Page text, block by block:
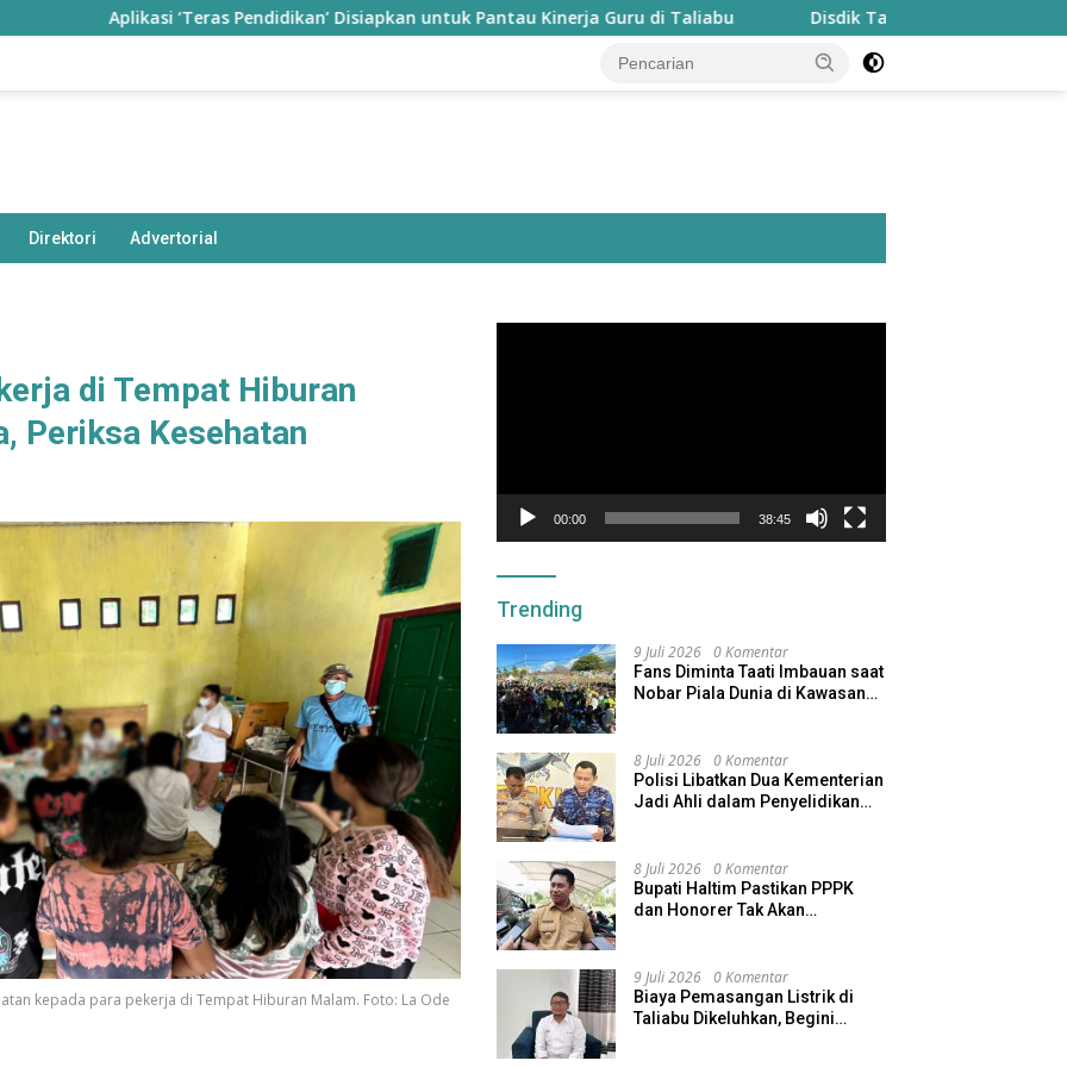
Aplikasi ‘Teras Pendidikan’ Disiapkan untuk Pantau Kinerja Guru di Taliabu Disdik Taliabu Gagas Hari Belajar
Direktori Advertorial
di Tempat Hiburan
Periksa Kesehatan
kepada para pekerja di Tempat Hiburan Malam. Foto: La Ode
00:00 38:45
Trending
9 Juli 2026 0 Komentar
Fans Diminta Taati Imbauan saat
Nobar Piala Dunia di Kawasan
8 Juli 2026 0 Komentar
Polisi Libatkan Dua Kementerian
Jadi Ahli dalam Penyelidikan
8 Juli 2026 0 Komentar
Bupati Haltim Pastikan PPPK
dan Honorer Tak Akan
9 Juli 2026 0 Komentar
Biaya Pemasangan Listrik di
Taliabu Dikeluhkan, Begini